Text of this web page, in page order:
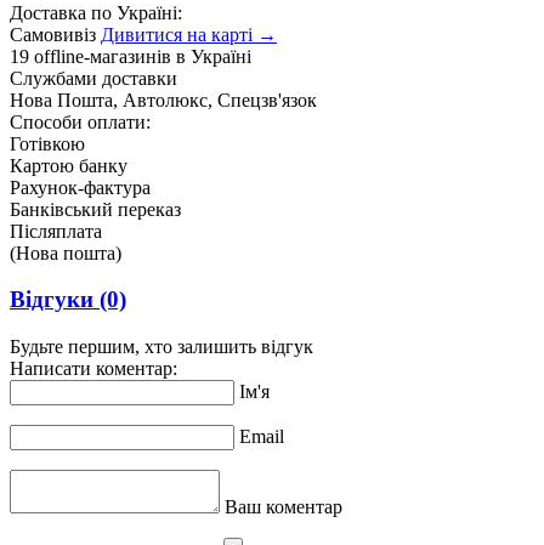
Доставка по Україні:
Самовивіз Дивитися на карті →
19 offline-магазинів в Україні
Службами доставки
Нова Пошта, Автолюкс, Спецзв'язок
Способи оплати:
Готівкою
Картою банку
Рахунок-фактура
Банківський переказ
Післяплата
(Нова пошта)
Відгуки (0)
Будьте першим, хто залишить відгук
Написати коментар:
Ім'я
Email
Ваш коментар